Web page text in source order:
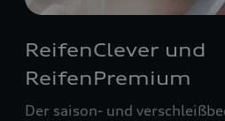
ReifenClever und
ReifenPremium
Der saison- und